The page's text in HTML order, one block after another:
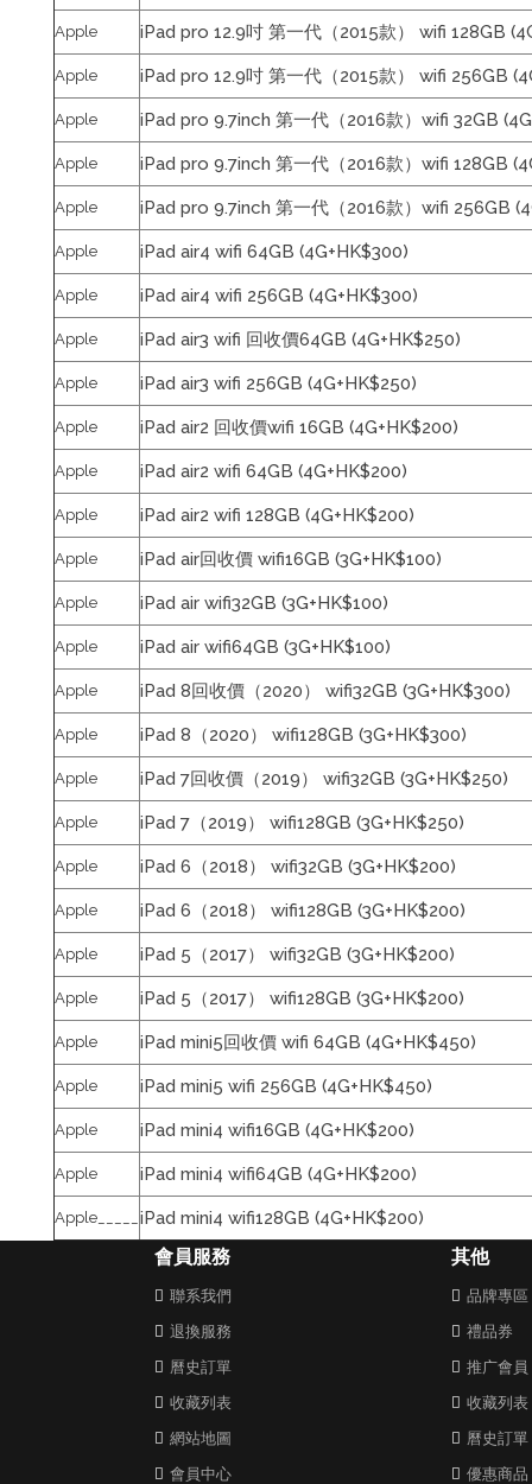
Apple iPad pro 12.9吋 第一代（2015款） wifi 128GB
Apple iPad pro 12.9吋 第一代（2015款） wifi 256GB
Apple iPad pro 9.7inch 第一代（2016款）wifi 32GB
Apple iPad pro 9.7inch 第一代（2016款）wifi 128GB
Apple iPad pro 9.7inch 第一代（2016款）wifi 256GB
Apple iPad air4 wifi 64GB (4G+HK$300)
Apple iPad air4 wifi 256GB (4G+HK$300)
Apple iPad air3 wifi 回收價64GB (4G+HK$250)
Apple iPad air3 wifi 256GB (4G+HK$250)
Apple iPad air2 回收價wifi 16GB (4G+HK$200)
Apple iPad air2 wifi 64GB (4G+HK$200)
Apple iPad air2 wifi 128GB (4G+HK$200)
Apple iPad air回收價 wifi16GB (3G+HK$100)
Apple iPad air wifi32GB (3G+HK$100)
Apple iPad air wifi64GB (3G+HK$100)
Apple iPad 8回收價（2020） wifi32GB (3G+HK$300)
Apple iPad 8（2020） wifi128GB (3G+HK$300)
Apple iPad 7回收價（2019） wifi32GB (3G+HK$250)
Apple iPad 7（2019） wifi128GB (3G+HK$250)
Apple iPad 6（2018） wifi32GB (3G+HK$200)
Apple iPad 6（2018） wifi128GB (3G+HK$200)
Apple iPad 5（2017） wifi32GB (3G+HK$200)
Apple iPad 5（2017） wifi128GB (3G+HK$200)
Apple iPad mini5回收價 wifi 64GB (4G+HK$450)
Apple iPad mini5 wifi 256GB (4G+HK$450)
Apple iPad mini4 wifi16GB (4G+HK$200)
Apple iPad mini4 wifi64GB (4G+HK$200)
Apple_____ iPad mini4 wifi128GB (4G+HK$200)
會員服務
聯系我們
退換服務
曆史訂單
收藏列表
網站地圖
會員中心
其他
品牌專區
禮品券
推广會員
收藏列表
曆史訂單
優惠商品